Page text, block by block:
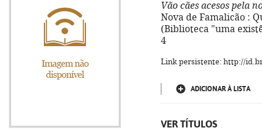
Vão cães acesos pela
Nova de Famalicão :
(Biblioteca "uma
4
Link persistente: http://
ADICIONAR À LISTA
VER TÍTULOS